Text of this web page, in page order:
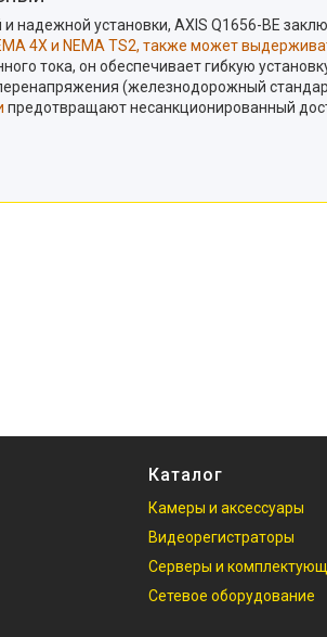
надежной установки, AXIS Q1656-BE
4X и NEMA TS2, также может
тока, он обеспечивает гибкую
(железнодорожный
предотвращают несанкционированный
Каталог
Камеры и аксессуары
Видеорегистраторы
Серверы и
Сетевое оборудование